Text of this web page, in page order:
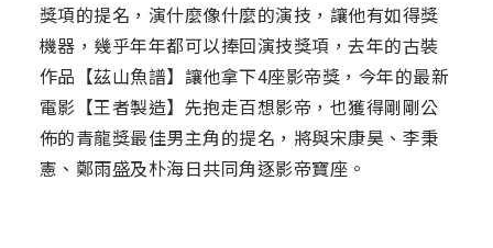
獎項的提名，演什麼像什麼的演技，讓他有如得獎
機器，幾乎年年都可以捧回演技獎項，去年的古裝
作品【茲山魚譜】讓他拿下4座影帝獎，今年的最新
電影【王者製造】先抱走百想影帝，也獲得剛剛公
佈的青龍獎最佳男主角的提名，將與宋康昊、李秉
憲、鄭雨盛及朴海日共同角逐影帝寶座。